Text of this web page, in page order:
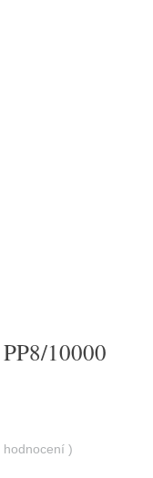
10000
hodnocení )